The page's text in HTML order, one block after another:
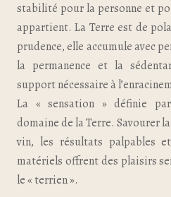
stabilité pour la personne et
appartient. La Terre est de
prudence, elle accumule avec
la permanence et la
support nécessaire à
La « sensation » définie par
domaine de la Terre. Savourer
vin, les résultats palpables
matériels offrent des plaisirs
le « terrien ».